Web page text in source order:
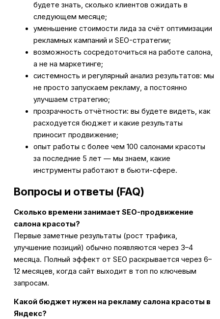
будете знать, сколько клиентов ожидать в
следующем месяце;
уменьшение стоимости лида за счёт оптимизации
рекламных кампаний и SEO-стратегии;
возможность сосредоточиться на работе салона,
а не на маркетинге;
системность и регулярный анализ результатов: мы
не просто запускаем рекламу, а постоянно
улучшаем стратегию;
прозрачность отчётности: вы будете видеть, как
расходуется бюджет и какие результаты
приносит продвижение;
опыт работы с более чем 100 салонами красоты
за последние 5 лет — мы знаем, какие
инструменты работают в бьюти-сфере.
Вопросы и ответы (FAQ)
Сколько времени занимает SEO-продвижение
салона красоты?
Первые заметные результаты (рост трафика,
улучшение позиций) обычно появляются через 3–4
месяца. Полный эффект от SEO раскрывается через 6–
12 месяцев, когда сайт выходит в топ по ключевым
запросам.
Какой бюджет нужен на рекламу салона красоты в
Яндекс?